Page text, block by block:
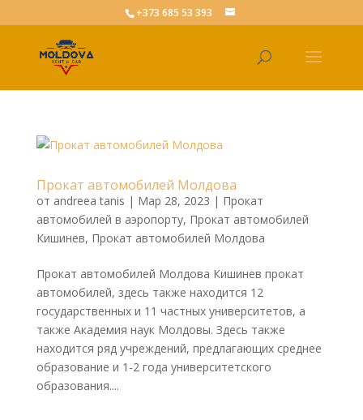
+373 685 53 393
Прокат автомобилей Молдова
от andreea tanis | Мар 28, 2023 | Прокат
автомобилей в аэропорту, Прокат автомобилей
Кишинев, Прокат автомобилей Молдова
Прокат автомобилей Молдова Кишинев прокат
автомобилей, здесь также находится 12
государственных и 11 частных университетов, а
также Академия наук Молдовы. Здесь также
находится ряд учреждений, предлагающих среднее
образование и 1-2 года университетского
образования....